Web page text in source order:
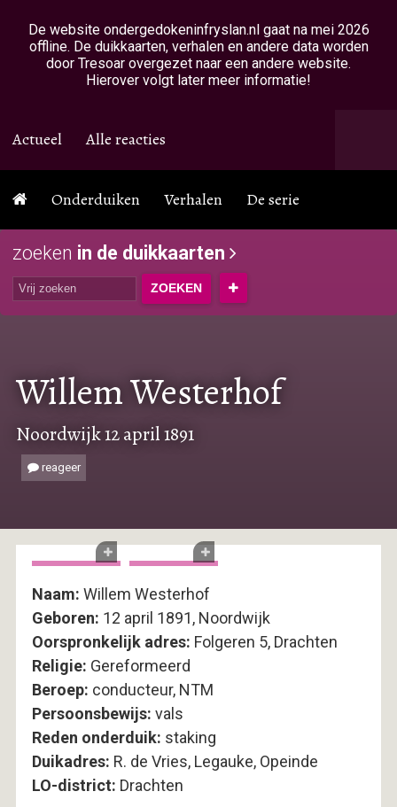
De website ondergedokeninfryslan.nl gaat na mei 2026
offline. De duikkaarten, verhalen en andere data worden
door Tresoar overgezet naar een andere website.
Hierover volgt later meer informatie!
Actueel Alle reacties
Onderduiken Verhalen De serie
zoeken in de duikkaarten
Willem Westerhof
Noordwijk 12 april 1891
reageer
Naam: Willem Westerhof
Geboren: 12 april 1891, Noordwijk
Oorspronkelijk adres: Folgeren 5, Drachten
Religie: Gereformeerd
Beroep: conducteur, NTM
Persoonsbewijs: vals
Reden onderduik: staking
Duikadres: R. de Vries, Legauke, Opeinde
LO-district: Drachten